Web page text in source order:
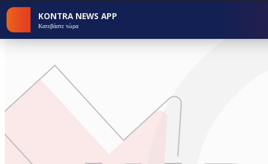
KONTRA NEWS APP
Κατεβάστε τώρα